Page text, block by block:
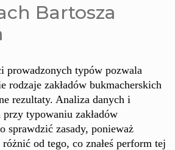
Bartosza
prowadzonych typów pozwala
rodzaje zakładów bukmacherskich
rezultaty. Analiza danych i
typowaniu zakładów
sprawdzić zasady, ponieważ
od tego, co znałeś perform tej